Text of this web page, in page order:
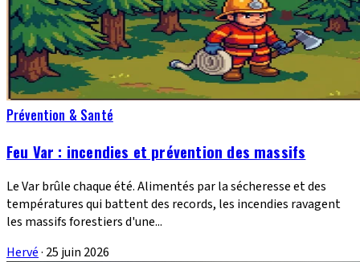
Prévention & Santé
Feu Var : incendies et prévention des massifs
Le Var brûle chaque été. Alimentés par la sécheresse et des
températures qui battent des records, les incendies ravagent
les massifs forestiers d'une...
Hervé· 25 juin 2026